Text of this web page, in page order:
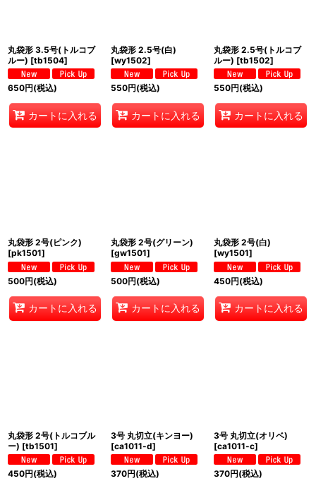
丸袋形 3.5号(トルコブ
ルー) [tb1504]
650円(税込)
カートに入れる
丸袋形 2.5号(白)
[wy1502]
550円(税込)
カートに入れる
丸袋形 2.5号(トルコブ
ルー) [tb1502]
550円(税込)
カートに入れる
丸袋形 2号(ピンク)
[pk1501]
500円(税込)
カートに入れる
丸袋形 2号(グリーン)
[gw1501]
500円(税込)
カートに入れる
丸袋形 2号(白)
[wy1501]
450円(税込)
カートに入れる
丸袋形 2号(トルコブル
ー) [tb1501]
450円(税込)
3号 丸切立(キンヨー)
[ca1011-d]
370円(税込)
3号 丸切立(オリベ)
[ca1011-c]
370円(税込)